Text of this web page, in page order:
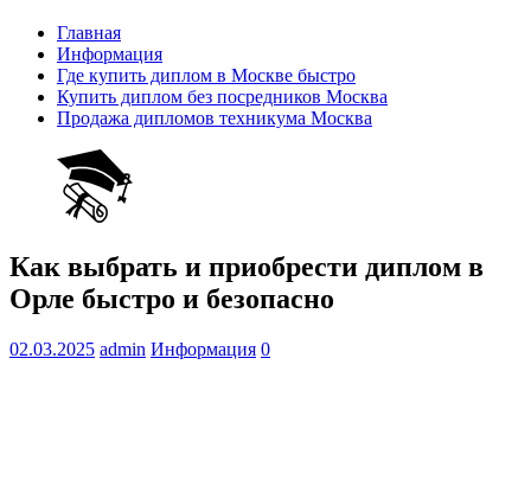
Главная
Информация
Где купить диплом в Москве быстро
Купить диплом без посредников Москва
Продажа дипломов техникума Москва
Как выбрать и приобрести диплом в
Орле быстро и безопасно
02.03.2025 admin Информация 0